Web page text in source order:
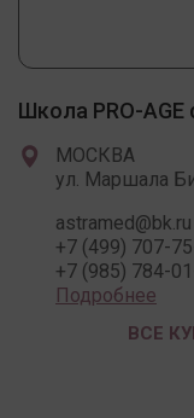
Школа PRO-
МОСКВА
ул. Маршала
astramed@bk.ru
+7 (499) 707-
+7 (985) 784-
Подробнее
ВСЕ